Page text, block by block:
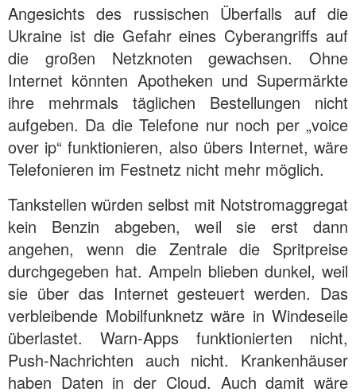
Angesichts des russischen Überfalls auf die
Ukraine ist die Gefahr eines Cyberangriffs auf
die großen Netzknoten gewachsen. Ohne
Internet könnten Apotheken und Supermärkte
ihre mehrmals täglichen Bestellungen nicht
aufgeben. Da die Telefone nur noch per „voice
over ip“ funktionieren, also übers Internet, wäre
Telefonieren im Festnetz nicht mehr möglich.
Tankstellen würden selbst mit Notstromaggregat
kein Benzin abgeben, weil sie erst dann
angehen, wenn die Zentrale die Spritpreise
durchgegeben hat. Ampeln blieben dunkel, weil
sie über das Internet gesteuert werden. Das
verbleibende Mobilfunknetz wäre in Windeseile
überlastet. Warn-Apps funktionierten nicht,
Push-Nachrichten auch nicht. Krankenhäuser
haben Daten in der Cloud. Auch damit wäre